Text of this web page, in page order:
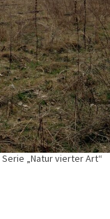
„Natur vierter Art“